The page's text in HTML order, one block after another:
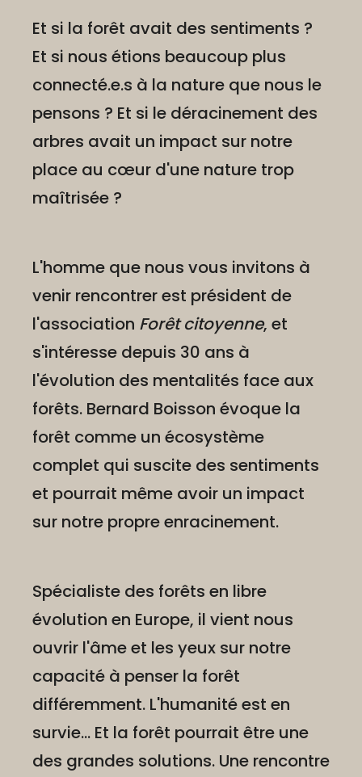
Et si la forêt avait des sentiments ?
Et si nous étions beaucoup plus
connecté.e.s à la nature que nous le
pensons ? Et si le déracinement des
arbres avait un impact sur notre
place au cœur d'une nature trop
maîtrisée ?
L'homme que nous vous invitons à
venir rencontrer est président de
l'association Forêt citoyenne, et
s'intéresse depuis 30 ans à
l'évolution des mentalités face aux
forêts. Bernard Boisson évoque la
forêt comme un écosystème
complet qui suscite des sentiments
et pourrait même avoir un impact
sur notre propre enracinement.
Spécialiste des forêts en libre
évolution en Europe, il vient nous
ouvrir l'âme et les yeux sur notre
capacité à penser la forêt
différemment. L'humanité est en
survie... Et la forêt pourrait être une
des grandes solutions. Une rencontre